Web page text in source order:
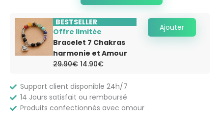
BESTSELLER
Offre limitée
Bracelet 7 Chakras
harmonie et Amour
29.90€ Le
prix
était :
29.90€.
14.90€Le
prix
est :
14.90€.
Ajouter
Support client disponible 24h/7
14 Jours satisfait ou remboursé
Produits confectionnés avec amour